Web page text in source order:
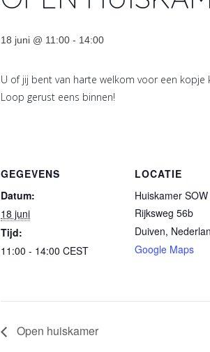
18 juni @ 11:00 - 14:00
U of jij bent van harte welkom voor een
Loop gerust eens binnen!
GEGEVENS
Datum:
18 juni
Tijd:
11:00 - 14:00 CEST
LOCATIE
Huiskamer
Rijksweg 56b
Duiven,
Google Maps
Open huiskamer